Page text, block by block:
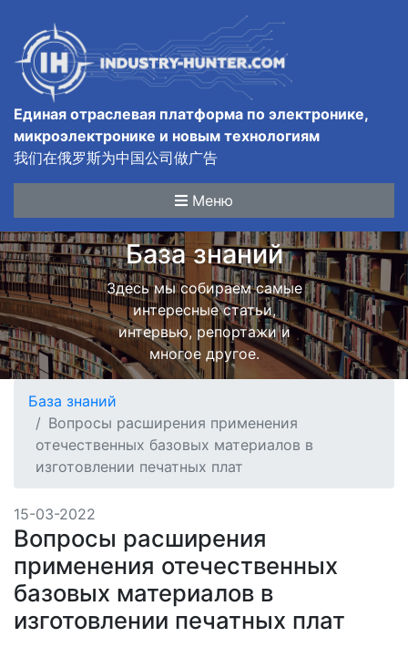
Единая отраслевая платформа по электронике,
микроэлектронике и новым технологиям
我们在俄罗斯为中国公司做广告
Меню
База знаний
Здесь мы собираем самые
интересные статьи,
интервью, репортажи и
многое другое.
База знаний
Вопросы расширения применения
отечественных базовых материалов в
изготовлении печатных плат
15-03-2022
Вопросы расширения
применения отечественных
базовых материалов в
изготовлении печатных плат